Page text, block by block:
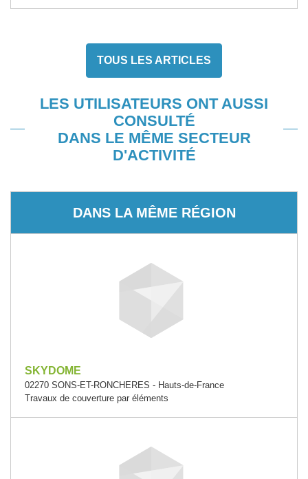
TOUS LES ARTICLES
LES UTILISATEURS ONT AUSSI
CONSULTÉ
DANS LE MÊME SECTEUR
D'ACTIVITÉ
DANS LA MÊME RÉGION
SKYDOME
02270 SONS-ET-RONCHERES - Hauts-de-France
Travaux de couverture par éléments